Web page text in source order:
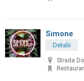
Simone
Detalii
Strada